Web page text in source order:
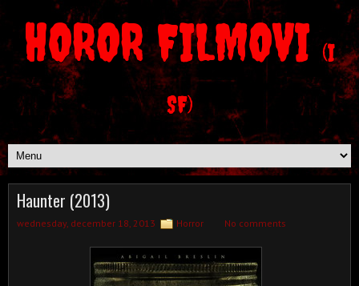
HOROR FILMOVI (I
SF)
Haunter (2013)
wednesday, december 18, 2013 Horror No comments